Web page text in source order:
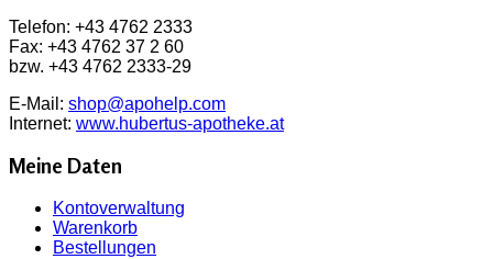
Telefon: +43 4762 2333
Fax: +43 4762 37 2 60
bzw. +43 4762 2333-29
E-Mail: shop@apohelp.com
Internet: www.hubertus-apotheke.at
Meine Daten
Kontoverwaltung
Warenkorb
Bestellungen